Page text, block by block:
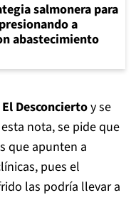
salmonera para
a
abastecimiento
El Desconciertoy se
nota, se pide que
que apunten a
pues el
las podría llevar a